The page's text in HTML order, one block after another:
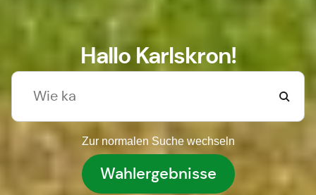
Hallo Karlskron!
Zur normalen Suche wechseln
Wahlergebnisse